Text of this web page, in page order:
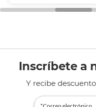
Inscríbete a
Y recibe